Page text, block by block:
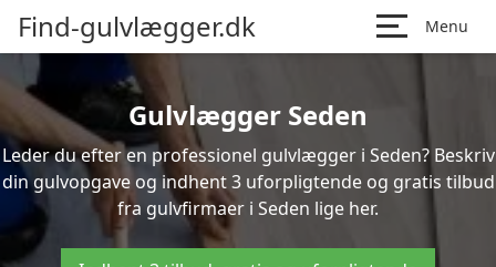
Find-gulvlægger.dk Menu
Gulvlægger Seden
Leder du efter en professionel gulvlægger i Seden? Beskriv
din gulvopgave og indhent 3 uforpligtende og gratis tilbud
fra gulvfirmaer i Seden lige her.